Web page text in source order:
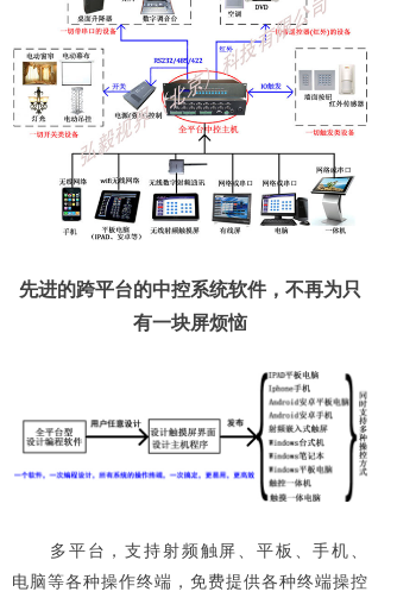
先进的跨平台的中控系统软件，不再为只
有一块屏烦恼
多平台，支持射频触屏、平板、手机、
电脑等各种操作终端，免费提供各种终端操控